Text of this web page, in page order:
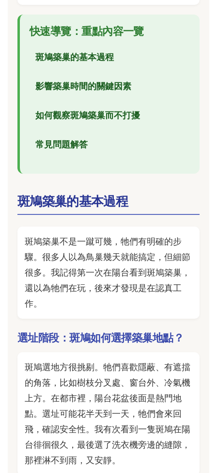
快速導覽：重點內容一覽
斑鳩築巢的基本過程
影響築巢時間的關鍵因素
如何觀察斑鳩築巢而不打擾
常見問題解答
斑鳩築巢的基本過程
斑鳩築巢不是一蹴可幾，牠們有明確的步
驟。很多人以為鳥巢幾天就能搞定，但細節
很多。我記得第一次在陽台看到斑鳩築巢，
還以為牠們在玩，後來才發現是在認真工
作。
選址階段：斑鳩如何選擇築巢地點？
斑鳩選地方很挑剔。牠們喜歡隱蔽、有遮擋
的角落，比如樹枝分叉處、窗台外、冷氣機
上方。在都市裡，陽台花盆後面是熱門地
點。選址可能花半天到一天，牠們會來回
飛，確認安全性。我有次看到一隻斑鳩在陽
台徘徊很久，最後選了洗衣機旁邊的縫隙，
那裡淋不到雨，又安靜。